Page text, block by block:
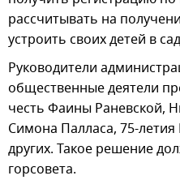
рассчитывать на
устроить своих детей в
Руководители
общественные деятели
честь Фаины Раневской,
Симона Палласа, 75-
других. Такое решение
горсовета.